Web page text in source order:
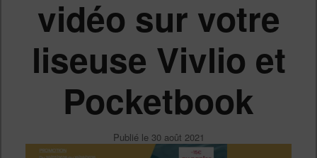
vidéo sur votre
liseuse Vivlio et
Pocketbook
Publié le 30 août 2021